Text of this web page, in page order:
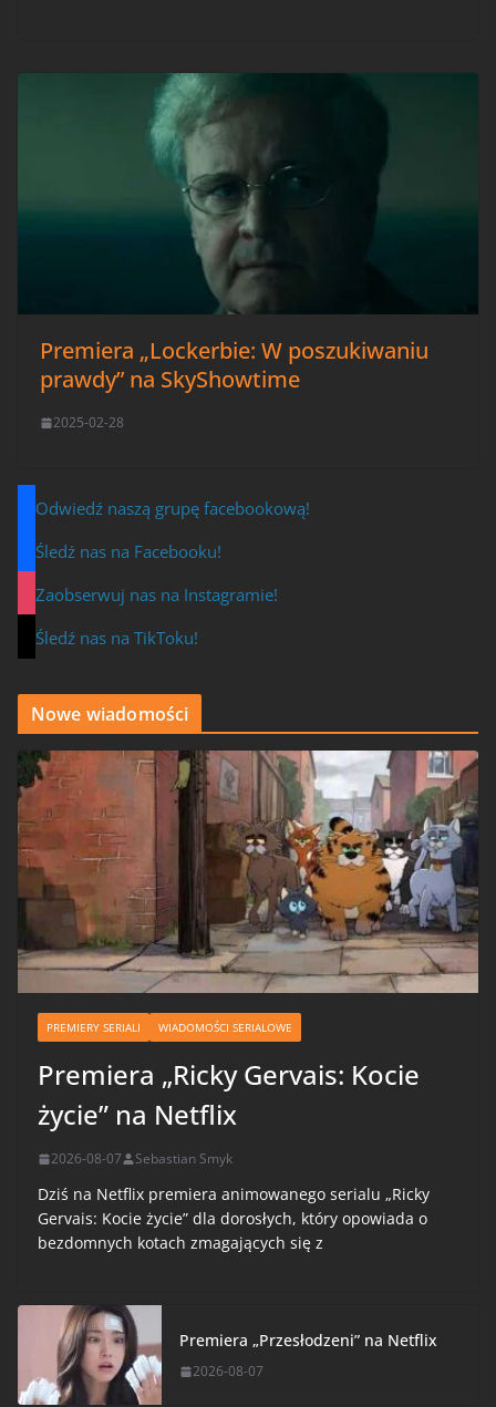
Premiera „Lockerbie: W poszukiwaniu
prawdy” na SkyShowtime
2025-02-28
Odwiedź naszą grupę facebookową!
Śledź nas na Facebooku!
Zaobserwuj nas na Instagramie!
Śledź nas na TikToku!
Nowe wiadomości
PREMIERY SERIALI WIADOMOŚCI SERIALOWE
Premiera „Ricky Gervais: Kocie
życie” na Netflix
2026-08-07 Sebastian Smyk
Dziś na Netflix premiera animowanego serialu „Ricky
Gervais: Kocie życie” dla dorosłych, który opowiada o
bezdomnych kotach zmagających się z
Premiera „Przesłodzeni” na Netflix
2026-08-07